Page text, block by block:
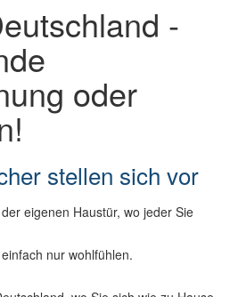
-
oder
stellen sich vor
eigenen Haustür, wo jeder Sie
nur wohlfühlen.